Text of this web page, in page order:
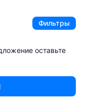
Фильтры
оставьте